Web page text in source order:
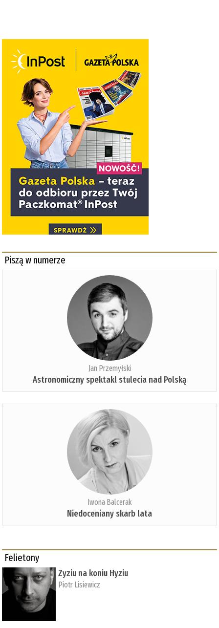
Piszą w numerze
Jan Przemyłski
Astronomiczny spektakl stulecia nad Polską
Iwona Balcerak
Niedoceniany skarb lata
Felietony
Zyziu na koniu Hyziu
Piotr Lisiewicz